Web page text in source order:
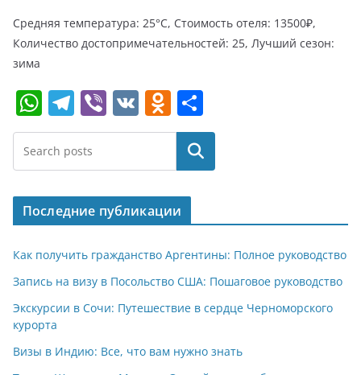
Средняя температура: 25°C, Стоимость отеля: 13500₽,
Количество достопримечательностей: 25, Лучший сезон:
зима
W
h
at
s
A
p
p
T
el
e
gr
a
m
Vi
b
V
K
O
d
o
kl
a
ss
ni
ki
т
п
р
в
и
т
ь
Поиск
Последние публикации
Как получить гражданство Аргентины: Полное руководство
Запись на визу в Посольство США: Пошаговое руководство
Экскурсии в Сочи: Путешествие в сердце Черноморского
курорта
Визы в Индию: Все, что вам нужно знать